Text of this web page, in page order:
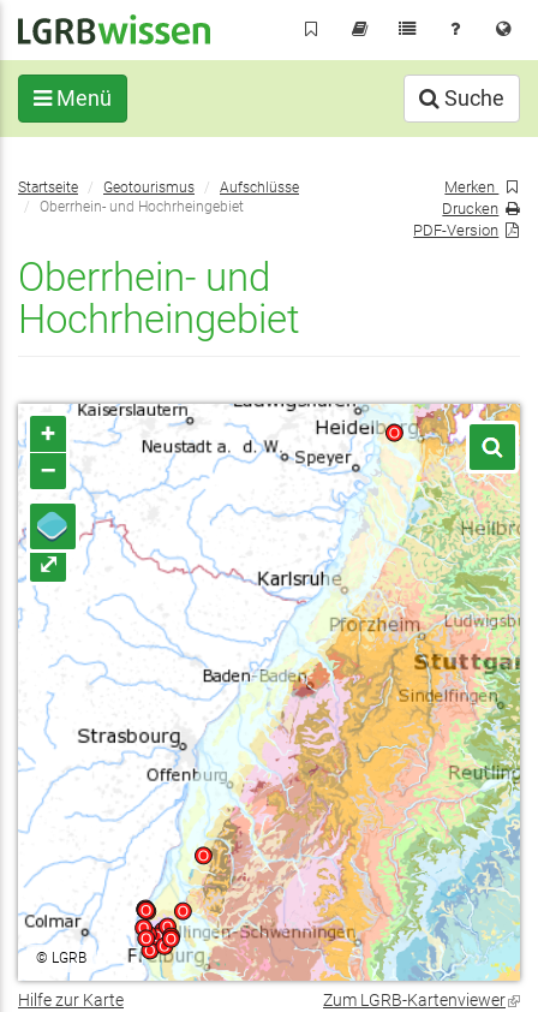
Inhalt
Menü Suche
Sie
befinden
Startseite Geotourismus
Aufschlüsse
Oberrhein- und Hochrheingebiet
Oberrhein- und
Hochrheingebiet
Merken
Drucken
PDF-Version
+
–
⤢
© LGRB
Hilfe zur Karte Zum LGRB-Kartenviewer